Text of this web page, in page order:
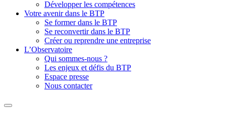
Développer les compétences
Votre avenir dans le BTP
Se former dans le BTP
Se reconvertir dans le BTP
Créer ou reprendre une entreprise
L’Observatoire
Qui sommes-nous ?
Les enjeux et défis du BTP
Espace presse
Nous contacter